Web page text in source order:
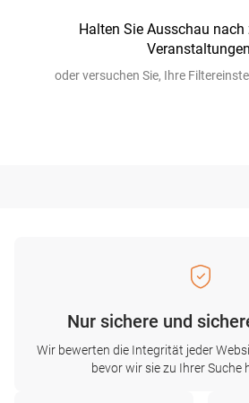
Halten Sie Ausschau
oder versuchen Sie, Ihre
Nur sichere und
Wir bewerten die Integrität jeder
bevor wir sie zu Ihrer Suche